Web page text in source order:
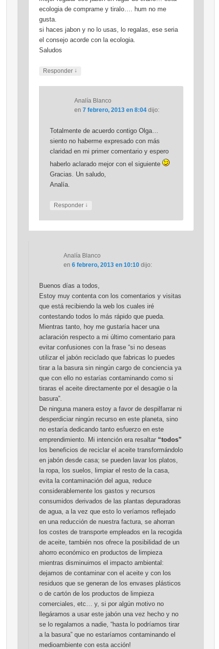
ecologia de comprame y tiralo…. hum no me
gusta.
si haces jabon y no lo usas, lo regalas, ese seria
el consejo acorde con la ecologia.
Saludos
Responder ↓
Analía Blanco
en 7 febrero, 2013 en 8:04 dijo:
Totalmente de acuerdo contigo Olga…
siento no haberme expresado con más
claridad en mi primer comentario y espero
haberlo aclarado mejor con el siguiente
Gracias. Un saludo,
Analía.
Responder ↓
Analía Blanco
en 6 febrero, 2013 en 10:10 dijo:
Buenos días a todos,
Estoy muy contenta con los comentarios y visitas
que está recibiendo la web los cuales iré
contestando todos lo más rápido que pueda.
Mientras tanto, hoy me gustaría hacer una
aclaración respecto a mi último comentario para
evitar confusiones con la frase “si no deseas
utilizar el jabón reciclado que fabricas lo puedes
tirar a la basura sin ningún cargo de conciencia ya
que con ello no estarías contaminando como si
tiraras el aceite directamente por el desagüe o la
basura”.
De ninguna manera estoy a favor de despilfarrar ni
desperdiciar ningún recurso en este planeta, sino
no estaría dedicando tanto esfuerzo en este
emprendimiento. Mi intención era resaltar “todos”
los beneficios de reciclar el aceite transformándolo
en jabón desde casa; se pueden lavar los platos,
la ropa, los suelos, limpiar el resto de la casa,
evita la contaminación del agua, reduce
considerablemente los gastos y recursos
consumidos derivados de las plantas depuradoras
de agua, a la vez que esto lo veríamos reflejado
en una reducción de nuestra factura, se ahorran
los costes de transporte empleados en la recogida
de aceite, también nos ofrece la posibilidad de un
ahorro económico en productos de limpieza
mientras disminuimos el impacto ambiental:
dejamos de contaminar con el aceite y con los
residuos que se generan de los envases plásticos
o de cartón de los productos de limpieza
comerciales, etc… y, si por algún motivo no
llegáramos a usar este jabón una vez hecho y no
se lo regalamos a nadie, “hasta lo podríamos tirar
a la basura” que no estaríamos contaminando el
medioambiente con esta acción!